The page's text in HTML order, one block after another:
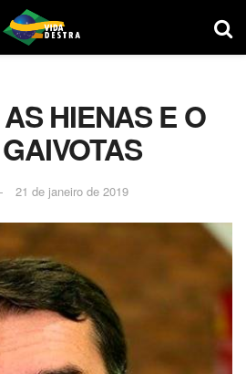
HIENAS E O
21 de janeiro de 2019